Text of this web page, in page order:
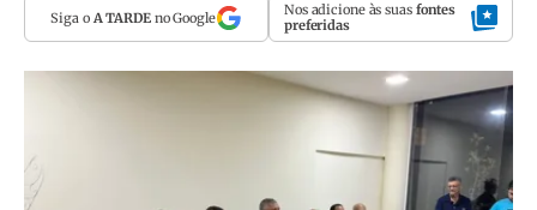
Siga o A TARDEno Google Nos adicione às suas fontes
preferidas